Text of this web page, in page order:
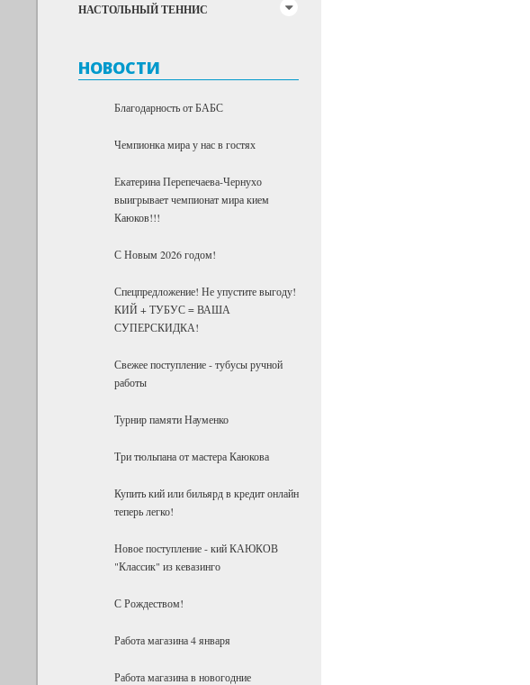
НАСТОЛЬНЫЙ ТЕННИС
НОВОСТИ
Благодарность от БАБС
Чемпионка мира у нас в гостях
Екатерина Перепечаева-Чернухо
выигрывает чемпионат мира кием
Каюков!!!
С Новым 2026 годом!
Спецпредложение! Не упустите выгоду!
КИЙ + ТУБУС = ВАША
СУПЕРСКИДКА!
Свежее поступление - тубусы ручной
работы
Турнир памяти Науменко
Три тюльпана от мастера Каюкова
Купить кий или бильярд в кредит онлайн
теперь легко!
Новое поступление - кий КАЮКОВ
"Классик" из кевазинго
С Рождеством!
Работа магазина 4 января
Работа магазина в новогодние